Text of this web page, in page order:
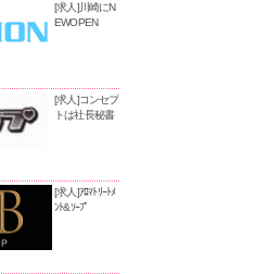
[求人]川崎にN
EWOPEN
[求人]コンセプ
トは社長秘書
[求人]ｱﾛﾏﾄﾘｰﾄﾒ
ﾝﾄ&ｿｰﾌﾟ